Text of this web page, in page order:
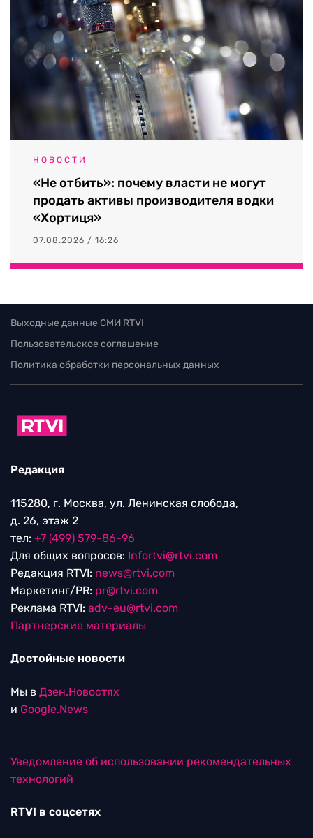
НОВОСТИ
«Не отбить»: почему власти не могут
продать активы производителя водки
«Хортиця»
07.08.2026 / 16:26
Выходные данные СМИ RTVI
Пользовательское соглашение
Политика обработки персональных данных
Редакция
115280, г. Москва, ул. Ленинская слобода,
д. 26, этаж 2
тел: +7 (499) 579-86-96
Для общих вопросов: Infortvi@rtvi.com
Редакция RTVI: news@rtvi.com
Маркетинг/PR: pr@rtvi.com
Реклама RTVI: adv-eu@rtvi.com
Партнерские материалы
Достойные новости
Мы в Дзен.Новостях
и Google.News
Уведомление об использовании рекомендательных
технологий
RTVI в соцсетях